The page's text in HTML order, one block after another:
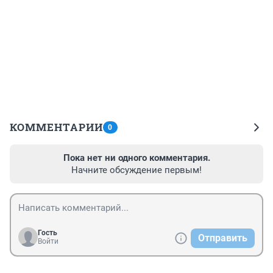
КОММЕНТАРИИ 0
Пока нет ни одного комментария.
Начните обсуждение первым!
Гость
Войти
Отправить